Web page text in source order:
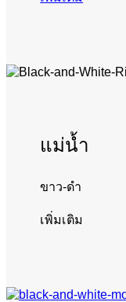
แม่น้ำ
ขาว-ดำ
เพิ่มเติม